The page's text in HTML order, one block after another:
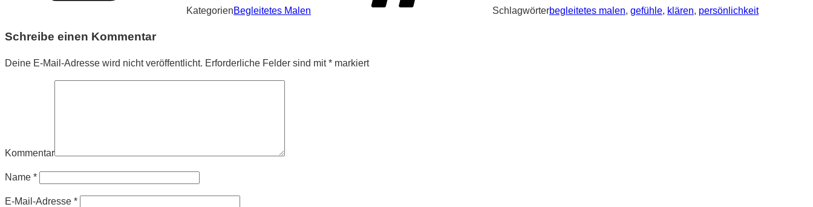
KategorienBegleitetes Malen Schlagwörterbegleitetes malen, gefühle, klären, persönlichkeit
Schreibe einen Kommentar
Deine E-Mail-Adresse wird nicht veröffentlicht. Erforderliche Felder sind mit* markiert
Kommentar
Name *
E-Mail-Adresse *